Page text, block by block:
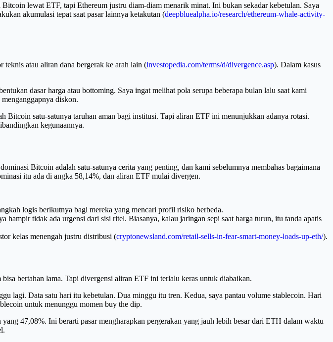
lewat ETF, tapi Ethereum justru diam-diam menarik minat. Ini bukan sekadar kebetulan. Saya
akumulasi tepat saat pasar lainnya ketakutan (deepbluealpha.io/research/ethereum-whale-activity-
teknis atau aliran dana bergerak ke arah lain (investopedia.com/terms/d/divergence.asp). Dalam kasus
dasar harga atau bottoming. Saya ingat melihat pola serupa beberapa bulan lalu saat kami
diskon.
Bitcoin satu-satunya taruhan aman bagi institusi. Tapi aliran ETF ini menunjukkan adanya rotasi.
kegunaannya.
Bitcoin adalah satu-satunya cerita yang penting, dan kami sebelumnya membahas bagaimana
itu ada di angka 58,14%, dan aliran ETF mulai divergen.
logis berikutnya bagi mereka yang mencari profil risiko berbeda.
tidak ada urgensi dari sisi ritel. Biasanya, kalau jaringan sepi saat harga turun, itu tanda apatis
kelas menengah justru distribusi (cryptonewsland.com/retail-sells-in-fear-smart-money-loads-up-eth/).
bertahan lama. Tapi divergensi aliran ETF ini terlalu keras untuk diabaikan.
lagi. Data satu hari itu kebetulan. Dua minggu itu tren. Kedua, saya pantau volume stablecoin. Hari
untuk menunggu momen buy the dip.
47,08%. Ini berarti pasar mengharapkan pergerakan yang jauh lebih besar dari ETH dalam waktu